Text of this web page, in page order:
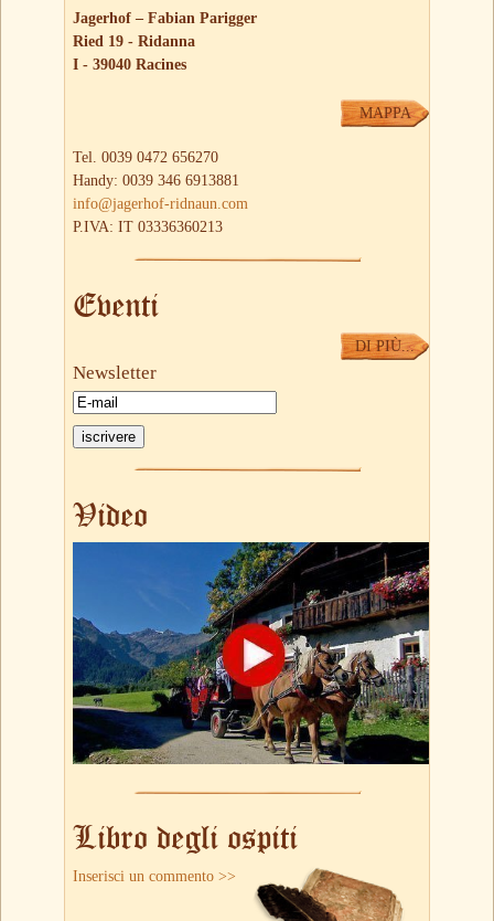
Jagerhof – Fabian Parigger
Ried 19 - Ridanna
I - 39040 Racines
MAPPA
Tel. 0039 0472 656270
Handy: 0039 346 6913881
info@jagerhof-ridnaun.com
P.IVA: IT 03336360213
Eventi
DI PIÙ...
Newsletter
Video
Libro degli ospiti
Inserisci un commento >>